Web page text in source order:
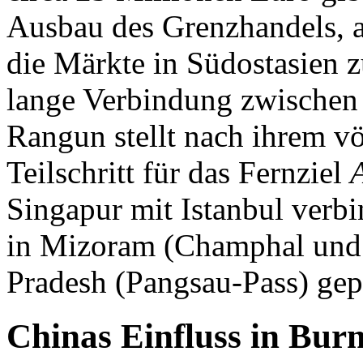
Ausbau des Grenzhandels,
die Märkte in Südostasien
lange Verbindung
Rangun stellt nach ihrem
Teilschritt für das Fernziel
Singapur mit Istanbul
in Mizoram (Champhal
Pradesh (Pangsau-Pass)
Chinas Einfluss in